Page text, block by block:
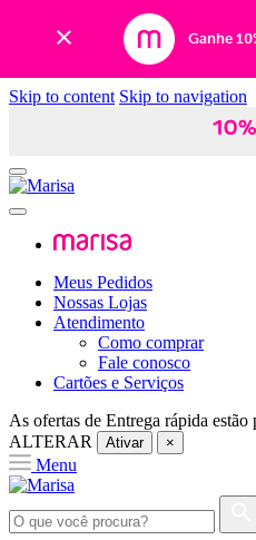
Ganhe
Skip to content Skip to navigation
Meus Pedidos
Nossas Lojas
Atendimento
Como comprar
Fale conosco
Cartões e Serviços
As ofertas de Entrega rápida estão
ALTERAR
Ativar ×
Menu